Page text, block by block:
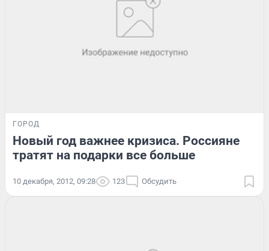
ГОРОД
Новый год важнее кризиса. Россияне
тратят на подарки все больше
10 декабря, 2012, 09:28 123 Обсудить